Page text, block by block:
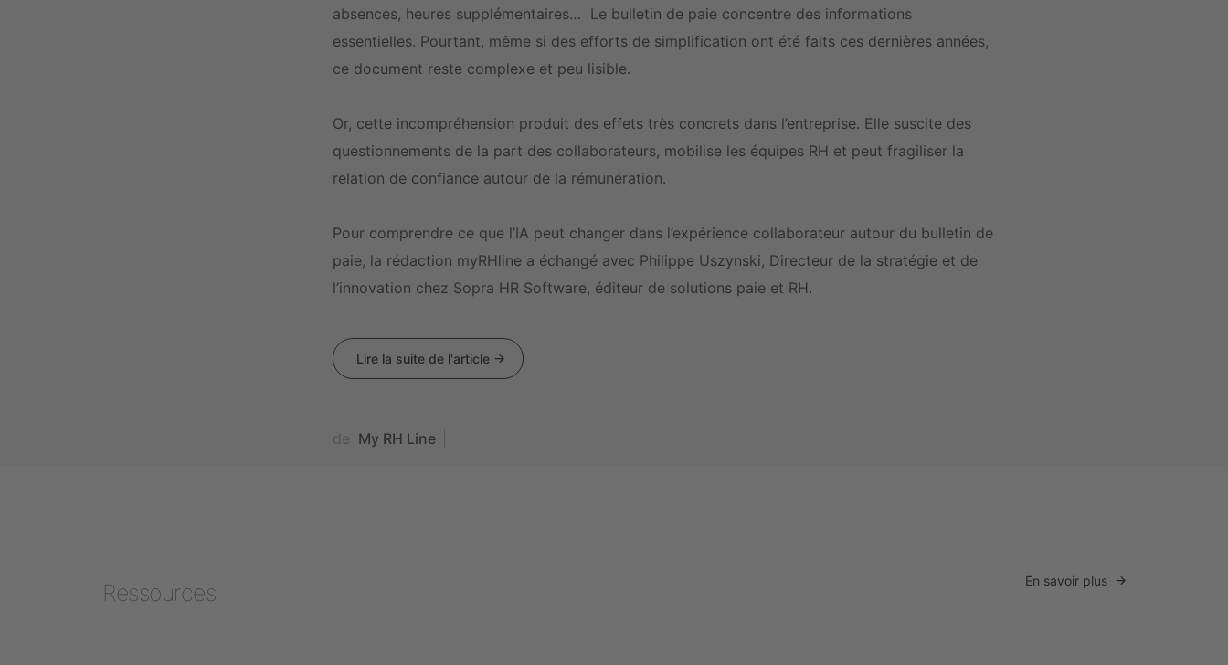
absences, heures supplémentaires… Le bulletin de paie concentre des informations
essentielles. Pourtant, même si des efforts de simplification ont été faits ces dernières années,
ce document reste complexe et peu lisible.
Or, cette incompréhension produit des effets très concrets dans l’entreprise. Elle suscite des
questionnements de la part des collaborateurs, mobilise les équipes RH et peut fragiliser la
relation de confiance autour de la rémunération.
Pour comprendre ce que l’IA peut changer dans l’expérience collaborateur autour du bulletin de
paie, la rédaction myRHline a échangé avec Philippe Uszynski, Directeur de la stratégie et de
l’innovation chez Sopra HR Software, éditeur de solutions paie et RH.
Lire la suite de l'article
My RH Line
Ressources En savoir plus